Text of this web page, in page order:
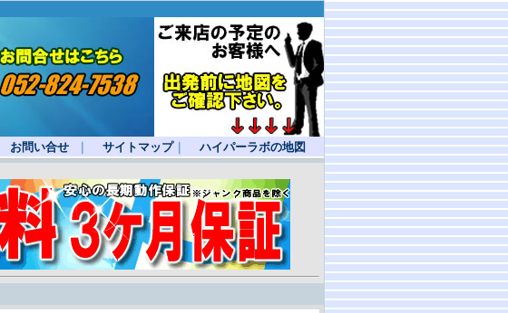
お問い合せ サイトマップ｜ ハイパーラボの地図